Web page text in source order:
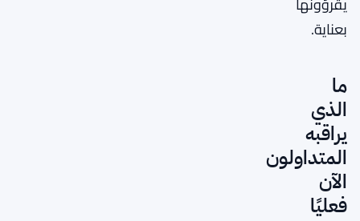
بعناية.
ما
الذي
يراقبه
المتداولون
الآن
فعليًا